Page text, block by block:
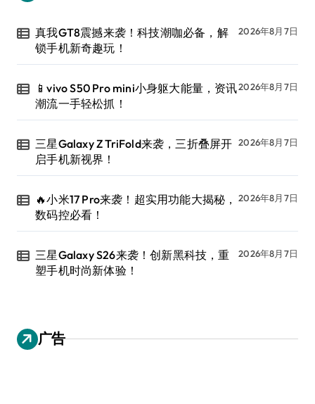
真我GT8震撼来袭！科技潮咖必备，解
锁手机新奇趣玩！
2026年8月7日
📱vivo S50 Pro mini小身躯大能量，资讯
潮流一手轻松抓！
2026年8月7日
三星Galaxy Z TriFold来袭，三折叠屏开
启手机新视界！
2026年8月7日
🔥小米17 Pro来袭！超实用功能大揭秘，
数码控必看！
2026年8月7日
三星Galaxy S26来袭！创新黑科技，重
塑手机时尚新体验！
2026年8月7日
广告